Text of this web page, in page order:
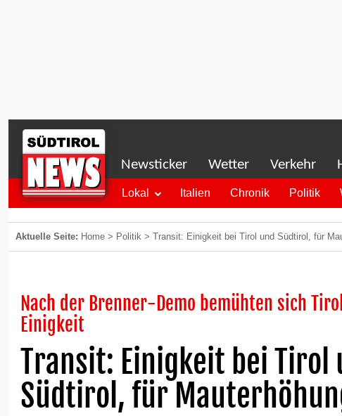
Newsticker Wetter Verkehr
Lokal Italien Chronik Politik
Aktuelle Seite: Home > Politik > Transit: Einigkeit bei Tirol und Südtirol, für
Nach der Brenner-Demo bemühten sich
Einigkeit
Transit: Einigkeit bei Tirol
Südtirol, für